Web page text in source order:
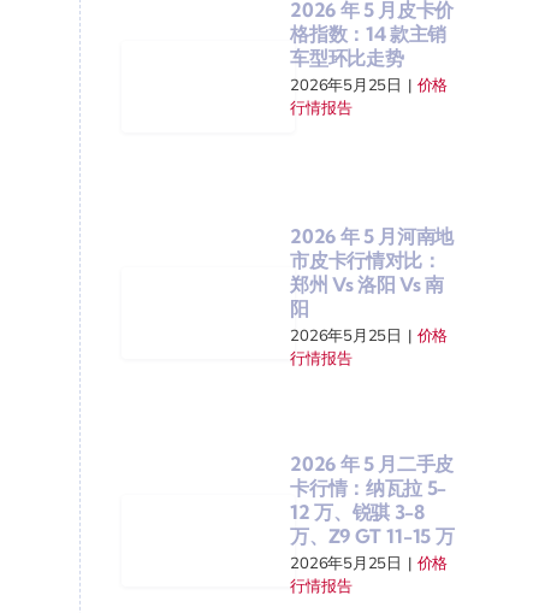
2026 年 5 月皮卡价
格指数：14 款主销
车型环比走势
2026年5月25日 | 价格
行情报告
2026 年 5 月河南地
市皮卡行情对比：
郑州 Vs 洛阳 Vs 南
阳
2026年5月25日 | 价格
行情报告
2026 年 5 月二手皮
卡行情：纳瓦拉 5-
12 万、锐骐 3-8
万、Z9 GT 11-15 万
2026年5月25日 | 价格
行情报告